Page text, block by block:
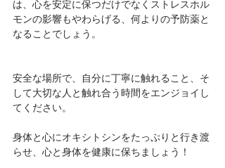
は、心を安定に保つだけでなくストレスホル
モンの影響もやわらげる、何よりの予防薬と
なることでしょう。
安全な場所で、自分に丁寧に触れること、そ
して大切な人と触れ合う時間をエンジョイし
てください。
身体と心にオキシトシンをたっぷりと行き渡
らせ、心と身体を健康に保ちましょう！